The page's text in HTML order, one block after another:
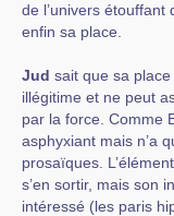
de l’univers
enfin sa place.
Jud sait que sa
illégitime et ne peut
par la force. Comme
asphyxiant mais n’a
prosaïques.
s’en sortir, mais son
intéressé (les paris